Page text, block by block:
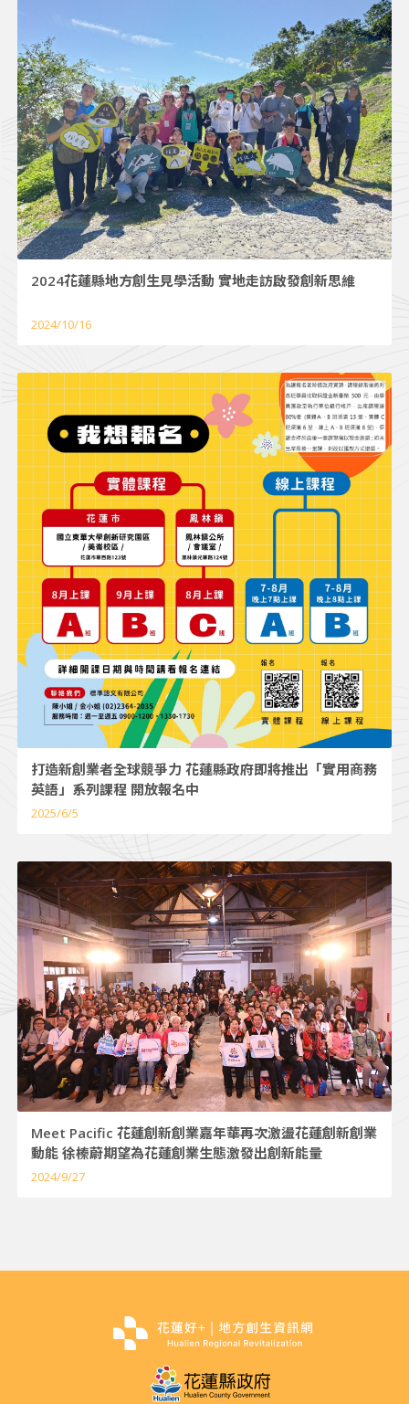
2024花蓮縣地方創生見學活動 實地走訪啟發創新思維
2024/10/16
打造新創業者全球競爭力 花蓮縣政府即將推出「實用商務
英語」系列課程 開放報名中
2025/6/5
Meet Pacific 花蓮創新創業嘉年華再次激盪花蓮創新創業
動能 徐榛蔚期望為花蓮創業生態激發出創新能量
2024/9/27